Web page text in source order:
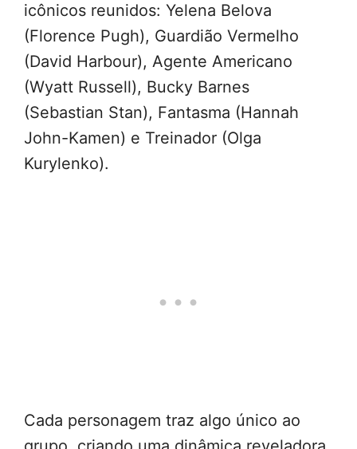
icônicos reunidos: Yelena Belova
(Florence Pugh), Guardião Vermelho
(David Harbour), Agente Americano
(Wyatt Russell), Bucky Barnes
(Sebastian Stan), Fantasma (Hannah
John-Kamen) e Treinador (Olga
Kurylenko).
Cada personagem traz algo único ao